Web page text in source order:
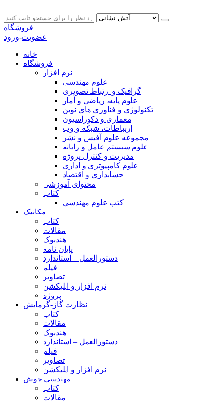
فروشگاه
عضویت-ورود
خانه
فروشگاه
نرم افزار
علوم مهندسی
گرافیک و ارتباط تصویری
علوم پایه، ریاضی و آمار
تکنولوژی و فناوری های نوین
معماری و دکوراسیون
ارتباطات، شبکه و وب
مجموعه علوم آفیس و نشر
علوم سیستم عامل و رایانه
مدیریت و کنترل پروژه
علوم کامپیوتری و اداری
حسابداری و اقتصاد
محتوای آموزشی
کتاب
کتب علوم مهندسی
مکانیک
کتاب
مقالات
هندبوک
پایان نامه
دستورالعمل – استاندارد
فیلم
تصاویر
نرم افزار و اپلیکشن
پروژه
نظارت گاز-گرمایش
کتاب
مقالات
هندبوک
دستورالعمل – استاندارد
فیلم
تصاویر
نرم افزار و اپلیکشن
مهندسی جوش
کتاب
مقالات